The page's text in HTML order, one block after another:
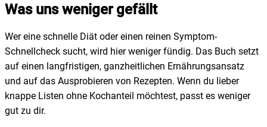
Was uns weniger gefällt
Wer eine schnelle Diät oder einen reinen Symptom-
Schnellcheck sucht, wird hier weniger fündig. Das Buch setzt
auf einen langfristigen, ganzheitlichen Ernährungsansatz
und auf das Ausprobieren von Rezepten. Wenn du lieber
knappe Listen ohne Kochanteil möchtest, passt es weniger
gut zu dir.